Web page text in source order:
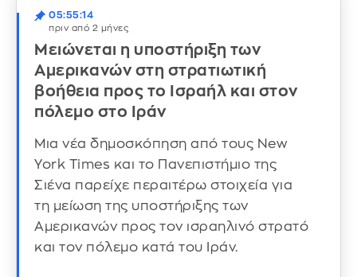
05:55:14
πριν από 2 μήνες
Μειώνεται η υποστήριξη των
Αμερικανών στη στρατιωτική
βοήθεια προς το Ισραήλ και στον
πόλεμο στο Ιράν
Μια νέα δημοσκόπηση από τους New
York Times και το Πανεπιστήμιο της
Σιένα παρείχε περαιτέρω στοιχεία για
τη μείωση της υποστήριξης των
Αμερικανών προς τον ισραηλινό στρατό
και τον πόλεμο κατά του Ιράν.